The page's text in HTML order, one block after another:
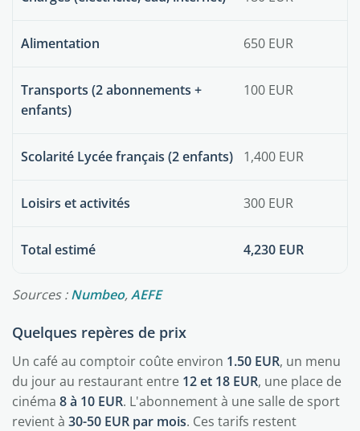
Alimentation 650 EUR
Transports (2 abonnements +
enfants)
100 EUR
Scolarité Lycée français (2 enfants) 1,400 EUR
Loisirs et activités 300 EUR
Total estimé 4,230 EUR
Sources :Numbeo,AEFE
Quelques repères de prix
Un café au comptoir coûte environ 1.50 EUR, un menu
du jour au restaurant entre 12 et 18 EUR, une place de
cinéma 8 à 10 EUR. L'abonnement à une salle de sport
revient à 30-50 EUR par mois. Ces tarifs restent